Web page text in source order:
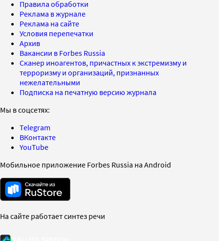
Правила обработки
Реклама в журнале
Реклама на сайте
Условия перепечатки
Архив
Вакансии в Forbes Russia
Сканер иноагентов, причастных к экстремизму и
терроризму и организаций, признанных
нежелательными
Подписка на печатную версию журнала
Мы в соцсетях:
Telegram
ВКонтакте
YouTube
Мобильное приложение Forbes Russia на Android
На сайте работает синтез речи